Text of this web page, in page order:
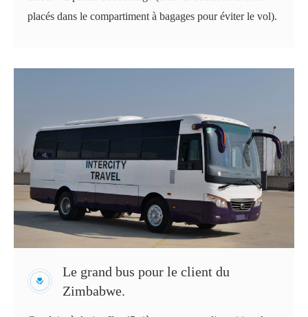
placés dans le compartiment à bagages pour éviter le vol).
Le grand bus pour le client du
Zimbabwe.